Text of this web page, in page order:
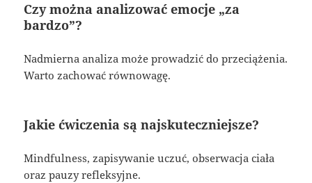
Czy można analizować emocje „za
bardzo”?
Nadmierna analiza może prowadzić do przeciążenia.
Warto zachować równowagę.
Jakie ćwiczenia są najskuteczniejsze?
Mindfulness, zapisywanie uczuć, obserwacja ciała
oraz pauzy refleksyjne.